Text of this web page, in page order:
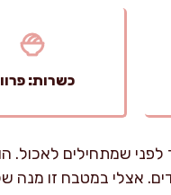
כשרות:
שמתחילים לאכול.
אצלי במטבח זו מנה